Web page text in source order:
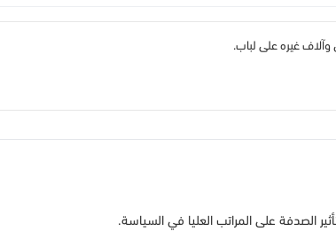
غيره على لباب.
الصدفة على المراتب العليا في السياسة.